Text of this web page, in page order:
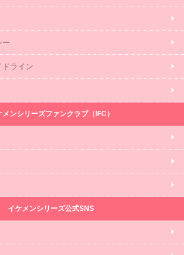
ー
ドライン
メンシリーズファンクラブ（IFC）
イケメンシリーズ公式SNS